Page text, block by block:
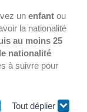
un enfant ou
la nationalité
au moins 25
nationalité
à suivre pour
Tout déplier